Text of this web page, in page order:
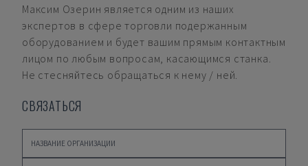
Максим Озерин является одним из наших
экспертов в сфере торговли подержанным
оборудованием и будет вашим прямым контактным
лицом по любым вопросам, касающимся станка.
Не стесняйтесь обращаться к нему / ней.
СВЯЗАТЬСЯ